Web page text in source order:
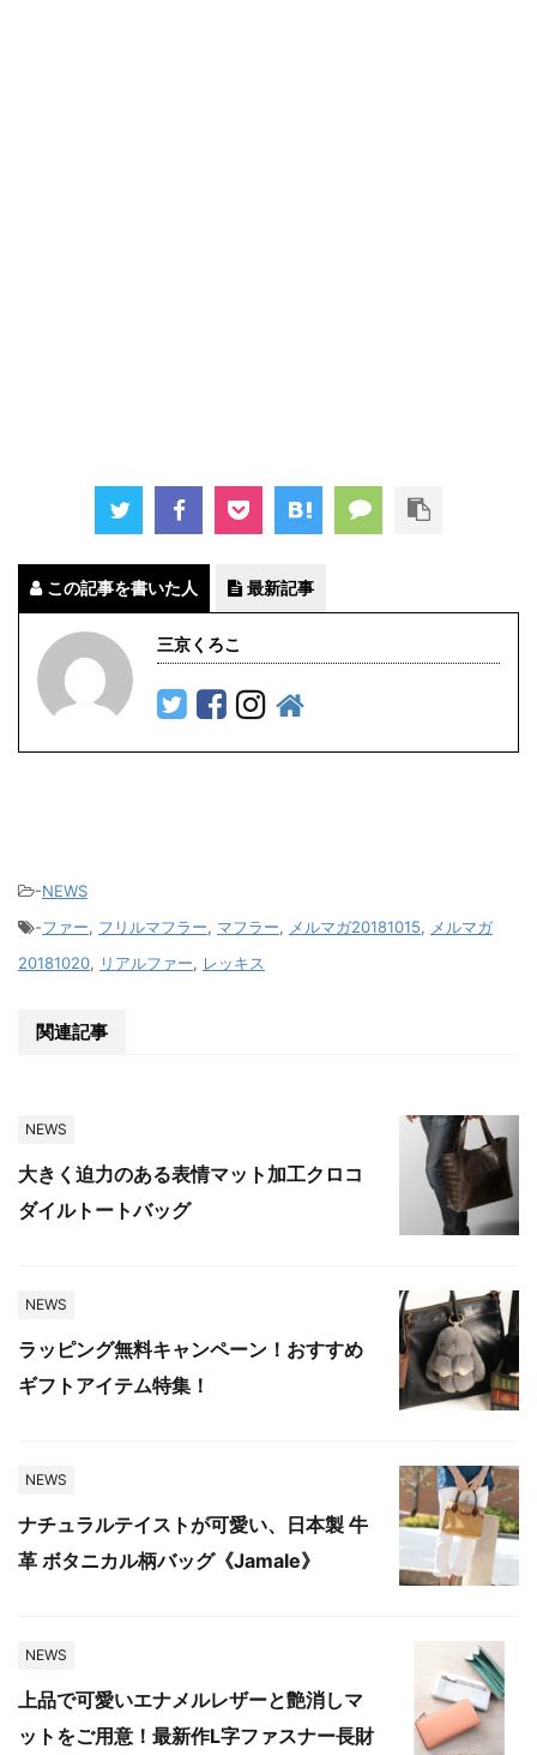
この記事を書いた人 最新記事
三京くろこ
-NEWS
-ファー, フリルマフラー, マフラー, メルマガ20181015, メルマガ
20181020, リアルファー, レッキス
関連記事
NEWS
大きく迫力のある表情マット加工クロコ
ダイルトートバッグ
NEWS
ラッピング無料キャンペーン！おすすめ
ギフトアイテム特集！
NEWS
ナチュラルテイストが可愛い、日本製 牛
革 ボタニカル柄バッグ《Jamale》
NEWS
上品で可愛いエナメルレザーと艶消しマ
ットをご用意！最新作L字ファスナー長財